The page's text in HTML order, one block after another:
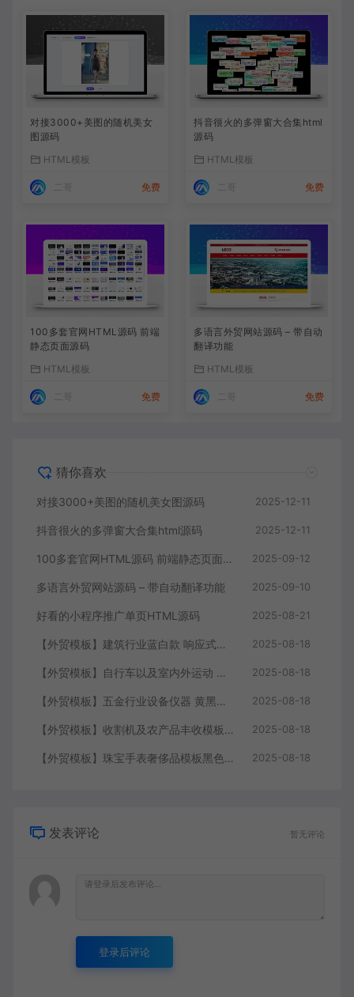
对接3000+美图的随机美女
图源码
HTML模板
免费
抖音很火的多弹窗大合集html
源码
HTML模板
免费
100多套官网HTML源码 前端
静态页面源码
HTML模板
免费
多语言外贸网站源码 – 带自动
翻译功能
HTML模板
免费
猜你喜欢
对接3000+美图的随机美女图源码 2025-12-11
抖音很火的多弹窗大合集html源码 2025-12-11
100多套官网HTML源码 前端静态页面源码 2025-09-12
多语言外贸网站源码 – 带自动翻译功能 2025-09-10
好看的小程序推广单页HTML源码 2025-08-21
【外贸模板】建筑行业蓝白款 响应式模板静态html文件 2025-08-18
【外贸模板】自行车以及室内外运动 黑灰 响应式模板静态html文件 2025-08-18
【外贸模板】五金行业设备仪器 黄黑款 响应式模板静态html文件 2025-08-18
【外贸模板】收割机及农产品丰收模板 绿色 响应式模板静态html文件 2025-08-18
【外贸模板】珠宝手表奢侈品模板黑色 响应式模板静态html文件 2025-08-18
发表评论 暂无评论
登录后评论